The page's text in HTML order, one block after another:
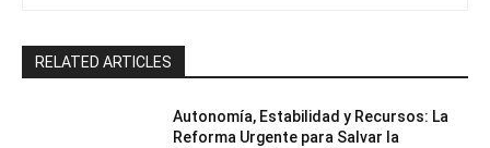
RELATED ARTICLES
Autonomía, Estabilidad y Recursos: La
Reforma Urgente para Salvar la